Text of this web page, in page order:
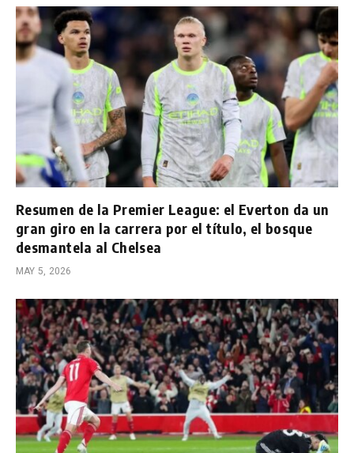
Resumen de la Premier League: el Everton da un
gran giro en la carrera por el título, el bosque
desmantela al Chelsea
MAY 5, 2026